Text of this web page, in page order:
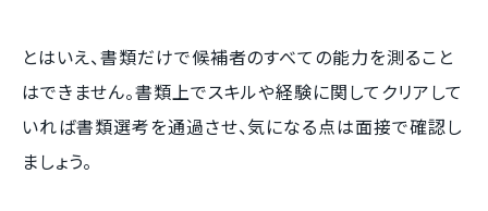
とはいえ、書類だけで候補者のすべての能力を測ること
はできません。書類上でスキルや経験に関してクリアして
いれば書類選考を通過させ、気になる点は面接で確認し
ましょう。